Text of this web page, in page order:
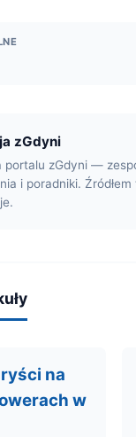
zGdyni
portalu zGdyni —
i poradniki.
na
w